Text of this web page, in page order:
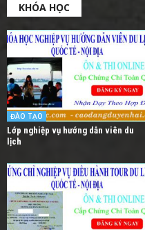
KHÓA HỌC
ĐÀO TẠO
Lớp nghiệp vụ hướng dẫn viên du
lịch